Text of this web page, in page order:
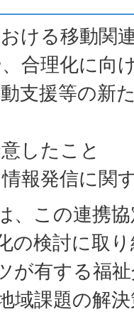
ける移動関
合理化に向
支援等の新
したこと
報発信に関
、この連携
の検討に取
が有する福
域課題の解